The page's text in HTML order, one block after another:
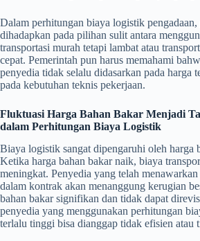
Dalam perhitungan biaya logistik pengadaan,
dihadapkan pada pilihan sulit antara
transportasi murah tetapi lambat atau
cepat. Pemerintah pun harus memahami
penyedia tidak selalu didasarkan pada harga
pada kebutuhan teknis pekerjaan.
Fluktuasi Harga Bahan Bakar Menjadi
dalam Perhitungan Biaya Logistik
Biaya logistik sangat dipengaruhi oleh harga
Ketika harga bahan bakar naik, biaya
meningkat. Penyedia yang telah menawarkan
dalam kontrak akan menanggung kerugian
bahan bakar signifikan dan tidak dapat
penyedia yang menggunakan perhitungan
terlalu tinggi bisa dianggap tidak efisien atau